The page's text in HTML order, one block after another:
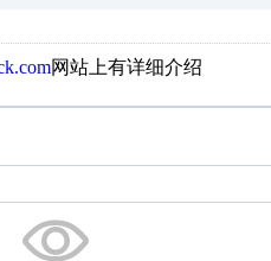
网站上有详细介绍